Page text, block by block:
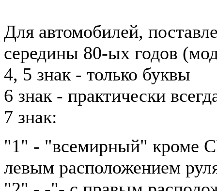
Для автомобилей,
середины 80-ых годов
4, 5 знак - только буквы
6 знак - практически
7 знак:
"1" - "всемирный" кроме
левым расположением